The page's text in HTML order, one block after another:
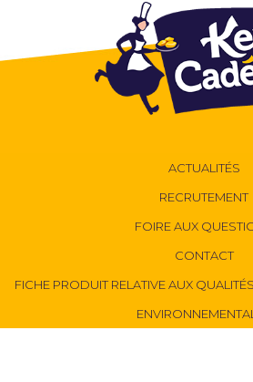
ACTUALITÉS
RECRUTEMENT
FOIRE AUX
CONTACT
FICHE PRODUIT RELATIVE AUX